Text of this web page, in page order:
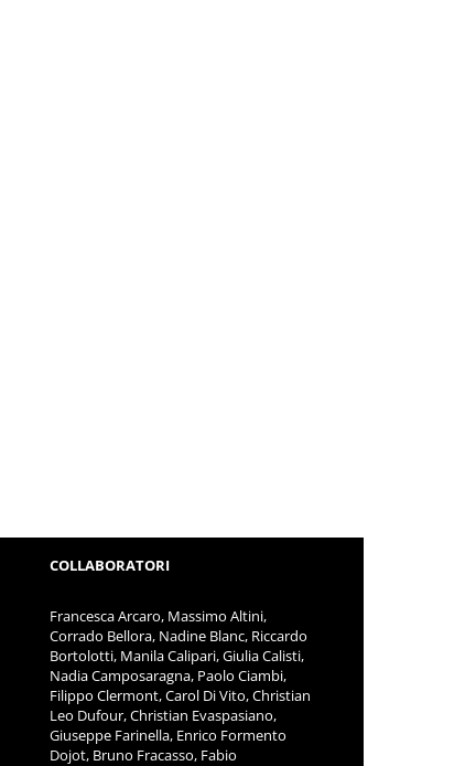
COLLABORATORI
Francesca Arcaro, Massimo Altini,
Corrado Bellora, Nadine Blanc, Riccardo
Bortolotti, Manila Calipari, Giulia Calisti,
Nadia Camposaragna, Paolo Ciambi,
Filippo Clermont, Carol Di Vito, Christian
Leo Dufour, Christian Evaspasiano,
Giuseppe Farinella, Enrico Formento
Dojot, Bruno Fracasso, Fabio